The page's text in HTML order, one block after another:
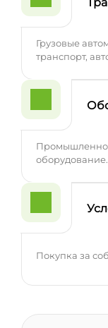
Грузовые
транспорт,
оборудование.
Покупка за